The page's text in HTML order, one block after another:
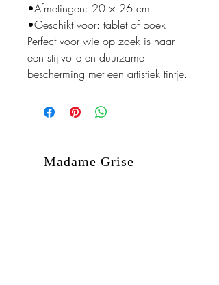
•Afmetingen: 20 × 26 cm
•Geschikt voor: tablet of boek
Perfect voor wie op zoek is naar
een stijlvolle en duurzame
bescherming met een artistiek tintje.
Madame Grise